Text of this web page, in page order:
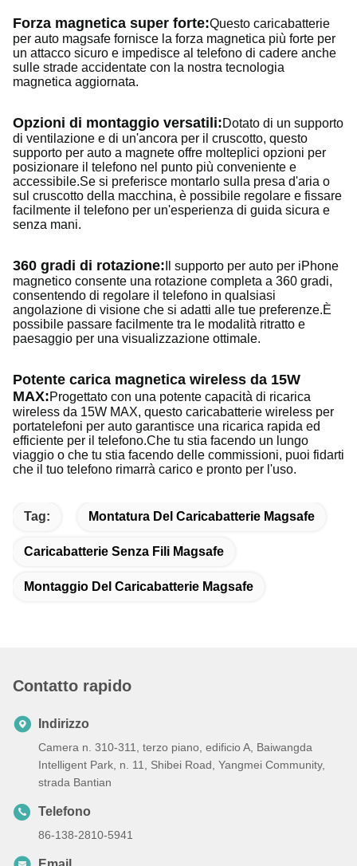
Forza magnetica super forte:Questo caricabatterie
per auto magsafe fornisce la forza magnetica più forte per
un attacco sicuro e impedisce al telefono di cadere anche
sulle strade accidentate con la nostra tecnologia
magnetica aggiornata.
Opzioni di montaggio versatili:Dotato di un supporto
di ventilazione e di un'ancora per il cruscotto, questo
supporto per auto a magnete offre molteplici opzioni per
posizionare il telefono nel punto più conveniente e
accessibile.Se si preferisce montarlo sulla presa d'aria o
sul cruscotto della macchina, è possibile regolare e fissare
facilmente il telefono per un'esperienza di guida sicura e
senza mani.
360 gradi di rotazione: Il supporto per auto per iPhone
magnetico consente una rotazione completa a 360 gradi,
consentendo di regolare il telefono in qualsiasi
angolazione di visione che si adatti alle tue preferenze.È
possibile passare facilmente tra le modalità ritratto e
paesaggio per una visualizzazione ottimale.
Potente carica magnetica wireless da 15W
MAX:Progettato con una potente capacità di ricarica
wireless da 15W MAX, questo caricabatterie wireless per
portatelefoni per auto garantisce una ricarica rapida ed
efficiente per il telefono.Che tu stia facendo un lungo
viaggio o che tu stia facendo delle commissioni, puoi fidarti
che il tuo telefono rimarrà carico e pronto per l'uso.
Tag: Montatura Del Caricabatterie Magsafe
Caricabatterie Senza Fili Magsafe
Montaggio Del Caricabatterie Magsafe
Contatto rapido
Indirizzo
Camera n. 310-311, terzo piano, edificio A, Baiwangda
Intelligent Park, n. 11, Shibei Road, Yangmei Community,
strada Bantian
Telefono
86-138-2810-5941